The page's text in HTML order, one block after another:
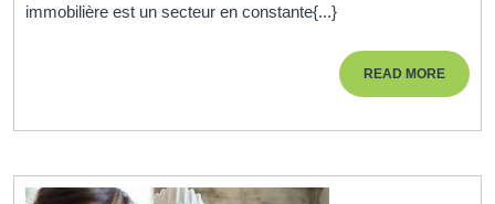
dans
votre
Avenir
immobilière est un secteur en constante{...}
READ MOREREAD
MORE